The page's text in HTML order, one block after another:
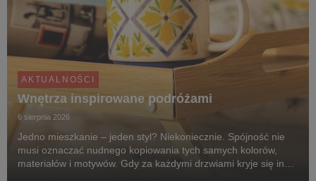
AKTUALNOŚCI
Wnętrza inspirowane podróżami
6 sierpnia 2026
Jedno mieszkanie – jeden styl? Niekoniecznie. Spójność nie
musi oznaczać nudnego kopiowania tych samych kolorów,
materiałów i motywów. Gdy za każdymi drzwiami kryje się inny